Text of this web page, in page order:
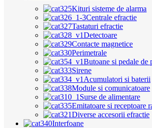
Kituri sisteme de alarma
Centrale efractie
Tastaturi efractie
Detectoare
Contacte magnetice
Perimetrale
Butoane si pedale de
Sirene
Acumulatori si baterii
Module si comunicatoare
Surse de alimentare
Emitatoare si receptoare
Diverse accesorii efractie
Interfoane